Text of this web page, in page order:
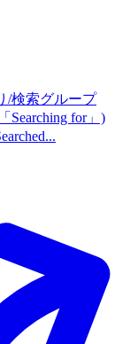
/検索グループ
Searching for」)